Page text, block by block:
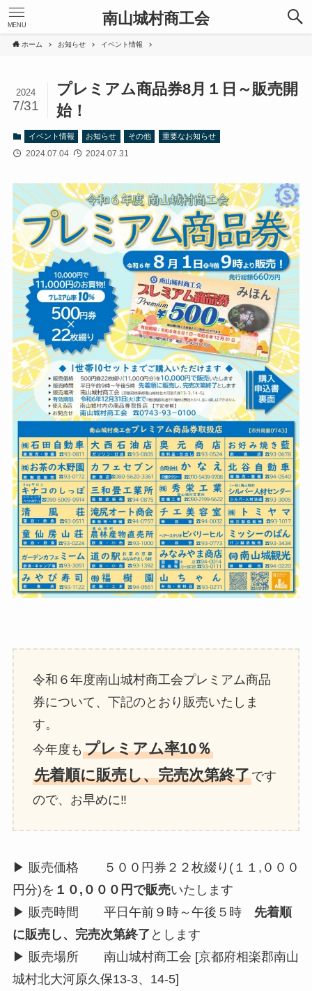
南山城村商工会
MENU
ホーム お知らせ イベント情報
プレミアム商品券8月１日～販売開
始！
2024
7/31
イベント情報 お知らせ その他 重要なお知らせ
2024.07.04 2024.07.31
令和６年度南山城村商工会プレミアム商品
券について、下記のとおり販売いたしま
す。
今年度も プレミアム率10％
先着順に販売し、完売次第終了です
ので、お早めに‼
▶ 販売価格 ５００円券２２枚綴り(１１,０００
円分)を １０,０００円で販売いたします
▶ 販売時間 平日午前９時～午後５時先着順
に販売し、完売次第終了 とします
▶ 販売場所 南山城村商工会 [京都府相楽郡南山
城村北大河原久保13-3、14-5]